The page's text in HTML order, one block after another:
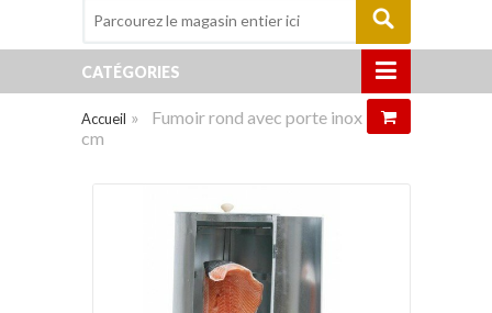
CATÉGORIES
Accueil »
Fumoir rond avec porte inox 33
cm